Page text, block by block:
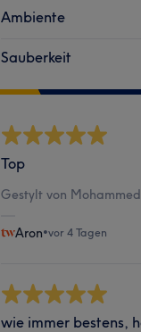
Ambiente
Sauberkeit
Top
Gestylt von Mohammed
Aron•vor 4 Tagen
wie immer bestens,